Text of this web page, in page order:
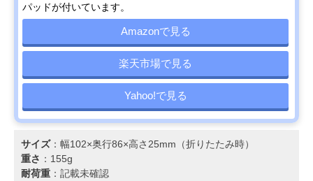
パッドが付いています。
Amazonで見る
楽天市場で見る
Yahoo!で見る
サイズ：幅102×奥行86×高さ25mm（折りたたみ時）
重さ ：155g
耐荷重 ：記載未確認